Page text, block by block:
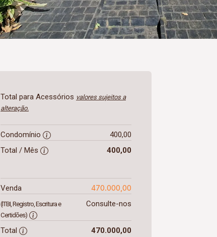
Total para Acessórios valores sujeitos a
alteração.
Condomínio
400,00
Total / Mês
400,00
Venda 470.000,00
(ITBI, Registro, Escritura e
Certidões)
Consulte-nos
Total 470.000,00